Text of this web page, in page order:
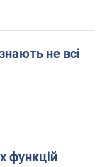
не всі
функцій